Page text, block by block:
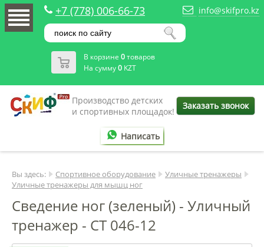
+7 (778) 006-66-73 info@skifpro.kz
В корзине 0товаров
На сумму0 KZT
Производство детских
и спортивных площадок!
Заказать звонок
Написать
Вы здесь: Спортивное оборудование
Уличные тренажеры
Уличные тренажеры для мышц ног
Сведение ног (зеленый) - Уличный
тренажер - СТ 046-12